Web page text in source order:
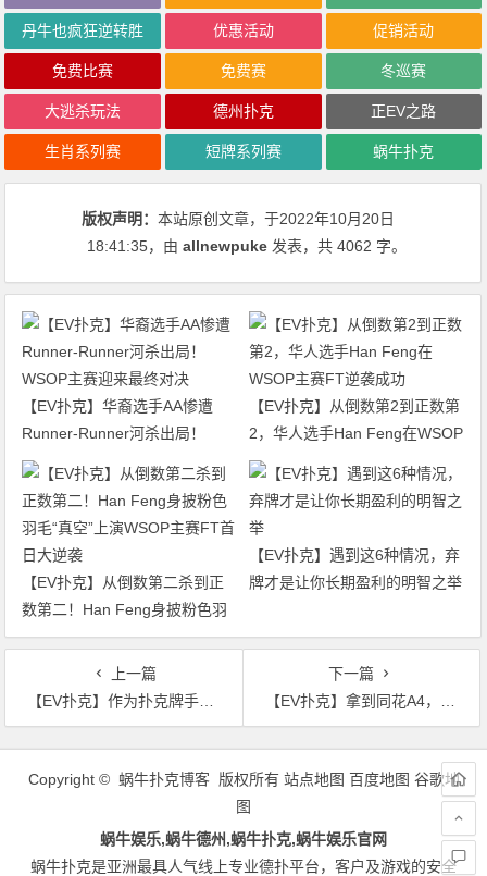
丹牛也疯狂逆转胜 优惠活动 促销活动
免费比赛 免费赛 冬巡赛
大逃杀玩法 德州扑克 正EV之路
生肖系列赛 短牌系列赛 蜗牛扑克
版权声明：本站原创文章，于2022年10月20日
18:41:35，由allnewpuke 发表，共 4062 字。
【EV扑克】华裔选手AA惨遭
Runner-Runner河杀出局！
WSOP主赛迎来最终对决
【EV扑克】从倒数第2到正数第
2，华人选手Han Feng在WSOP
主赛FT逆袭成功
【EV扑克】从倒数第二杀到正
数第二！Han Feng身披粉色羽
毛“真空”上演WSOP主赛FT首日
【EV扑克】遇到这6种情况，弃
牌才是让你长期盈利的明智之举
上一篇
【EV扑克】作为扑克牌手，你要学会成为自己的教练
下一篇
【EV扑克】拿到同花A4，想比95%的人玩得更好，你得看这篇
文
Copyright © 蜗牛扑克博客 版权所有 站点地图 百度地图 谷歌地
图
蜗牛娱乐,蜗牛德州,蜗牛扑克,蜗牛娱乐官网
蜗牛扑克是亚洲最具人气线上专业德扑平台，客户及游戏的安全